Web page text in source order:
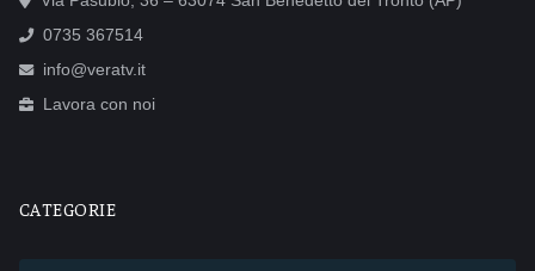
0735 367514
info@veratv.it
Lavora con noi
CATEGORIE